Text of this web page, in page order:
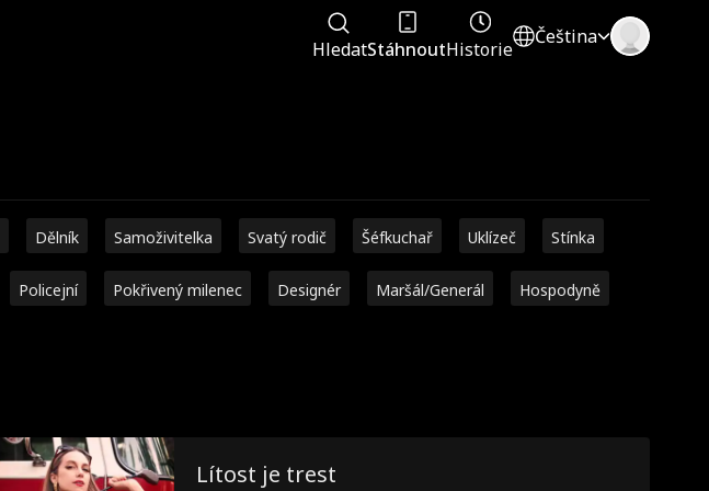
HledatStáhnoutHistorie
Čeština
Dělník Samoživitelka Svatý rodič Šéfkuchař Uklízeč Stínka
Policejní Pokřivený milenec Designér Maršál/Generál Hospodyně
Lítost je trest